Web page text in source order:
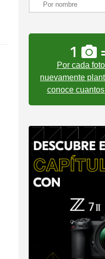
1
Por cada
nuevamente
conoce